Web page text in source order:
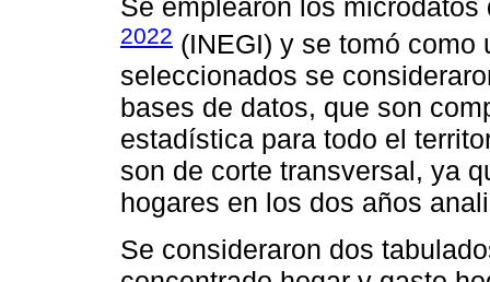
Se emplearon los
2022 (INEGI) y se tomó como
seleccionados se
bases de datos, que son
estadística para todo el
son de corte transversal, ya
hogares en los dos años
Se consideraron dos